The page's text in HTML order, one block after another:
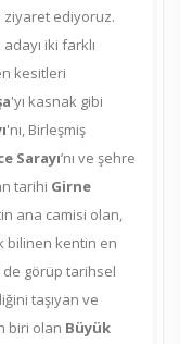
ziyaret ediyoruz.
iki farklı
kesitleri
'yı kasnak gibi
'nı, Birleşmiş
Sarayı’nı ve şehre
tarihi Girne
ana camisi olan,
bilinen kentin en
de görüp tarihsel
taşıyan ve
biri olan Büyük